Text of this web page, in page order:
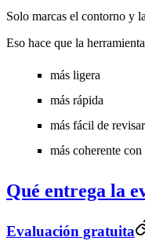
Solo marcas el contorno y
Eso hace que la
más ligera
más rápida
más fácil de
más coherente
Qué entrega la
Evaluación gratuita